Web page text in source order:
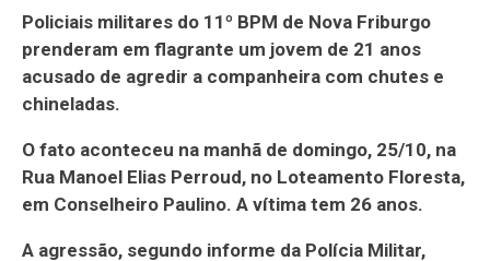
Policiais militares do 11º BPM de Nova Friburgo
prenderam em flagrante um jovem de 21 anos
acusado de agredir a companheira com chutes e
chineladas.
O fato aconteceu na manhã de domingo, 25/10, na
Rua Manoel Elias Perroud, no Loteamento Floresta,
em Conselheiro Paulino. A vítima tem 26 anos.
A agressão, segundo informe da Polícia Militar,